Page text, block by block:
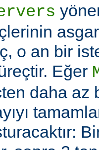
o an bir
Eğer
daha az